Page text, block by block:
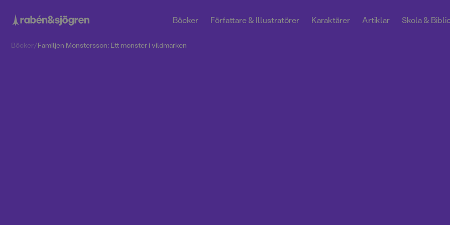
Böcker Författare & Illustratörer Karaktärer Artiklar Skola &
Böcker/Familjen Monstersson: Ett monster i vildmarken